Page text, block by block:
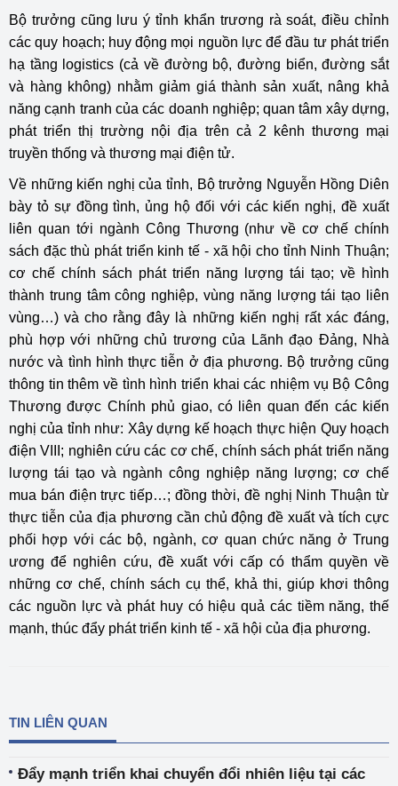
Bộ trưởng cũng lưu ý tỉnh khẩn trương rà soát, điều chỉnh
các quy hoạch; huy động mọi nguồn lực để đầu tư phát triển
hạ tầng logistics (cả về đường bộ, đường biển, đường sắt
và hàng không) nhằm giảm giá thành sản xuất, nâng khả
năng cạnh tranh của các doanh nghiệp; quan tâm xây dựng,
phát triển thị trường nội địa trên cả 2 kênh thương mại
truyền thống và thương mại điện tử.
Về những kiến nghị của tỉnh, Bộ trưởng Nguyễn Hồng Diên
bày tỏ sự đồng tình, ủng hộ đối với các kiến nghị, đề xuất
liên quan tới ngành Công Thương (như về cơ chế chính
sách đặc thù phát triển kinh tế - xã hội cho tỉnh Ninh Thuận;
cơ chế chính sách phát triển năng lượng tái tạo; về hình
thành trung tâm công nghiệp, vùng năng lượng tái tạo liên
vùng…) và cho rằng đây là những kiến nghị rất xác đáng,
phù hợp với những chủ trương của Lãnh đạo Đảng, Nhà
nước và tình hình thực tiễn ở địa phương. Bộ trưởng cũng
thông tin thêm về tình hình triển khai các nhiệm vụ Bộ Công
Thương được Chính phủ giao, có liên quan đến các kiến
nghị của tỉnh như: Xây dựng kế hoạch thực hiện Quy hoạch
điện VIII; nghiên cứu các cơ chế, chính sách phát triển năng
lượng tái tạo và ngành công nghiệp năng lượng; cơ chế
mua bán điện trực tiếp…; đồng thời, đề nghị Ninh Thuận từ
thực tiễn của địa phương cần chủ động đề xuất và tích cực
phối hợp với các bộ, ngành, cơ quan chức năng ở Trung
ương để nghiên cứu, đề xuất với cấp có thẩm quyền về
những cơ chế, chính sách cụ thể, khả thi, giúp khơi thông
các nguồn lực và phát huy có hiệu quả các tiềm năng, thế
mạnh, thúc đẩy phát triển kinh tế - xã hội của địa phương.
TIN LIÊN QUAN
Đẩy mạnh triển khai chuyển đổi nhiên liệu tại các